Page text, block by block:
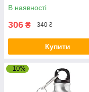
В наявності
306 ₴ 340 ₴
Купити
–10%